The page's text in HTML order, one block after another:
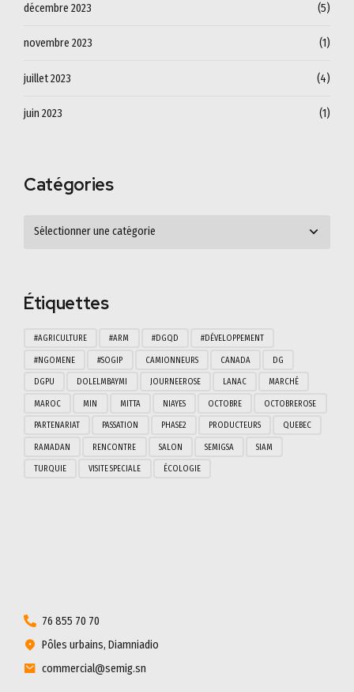
décembre 2023 (5)
novembre 2023 (1)
juillet 2023 (4)
juin 2023 (1)
Catégories
Étiquettes
#AGRICULTURE #ARM #DGQD #DÉVELOPPEMENT
#NGOMENE #SOGIP CAMIONNEURS CANADA DG
DGPU DOLELMBAYMI JOURNEEROSE LANAC MARCHÉ
MAROC MIN MITTA NIAYES OCTOBRE OCTOBREROSE
PARTENARIAT PASSATION PHASE2 PRODUCTEURS QUEBEC
RAMADAN RENCONTRE SALON SEMIGSA SIAM
TURQUIE VISITE SPECIALE ÉCOLOGIE
76 855 70 70
Pôles urbains, Diamniadio
commercial@semig.sn